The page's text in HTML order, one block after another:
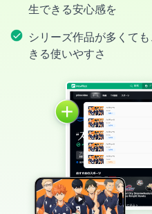
生できる安心感を
シリーズ作品が多くて
きる使いやすさ